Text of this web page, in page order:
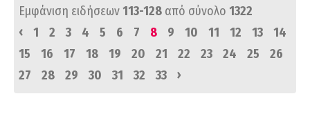
Εμφάνιση ειδήσεων113-128 από σύνολο 1322
‹
1 2 3 4 5 6 7 8 9 10 11 12 13
14
15
16 17 18 19 20 21 22 23 24 25
26
27
28 29 30 31 32 33 ›